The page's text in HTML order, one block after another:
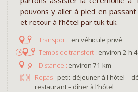
pouvons y aller à pied en
et retour à l’hôtel par tuk tuk.
en véhicule privé
environ 2 h
environ 71 km
Repas : petit-déjeuner à l'hôtel –
restaurant – dîner à l'hôtel